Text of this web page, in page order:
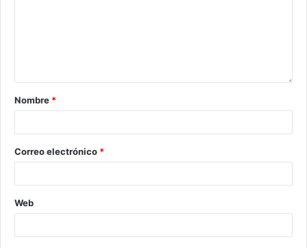
Nombre *
Correo electrónico *
Web